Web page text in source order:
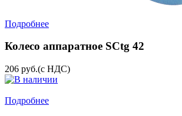
Подробнее
Колесо аппаратное SCtg 42
206 руб.(с НДС)
Подробнее